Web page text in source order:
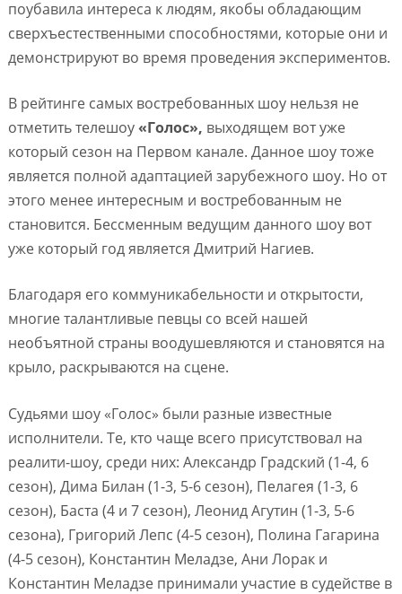
поубавила интереса к людям, якобы обладающим
сверхъестественными способностями, которые они и
демонстрируют во время проведения экспериментов.
В рейтинге самых востребованных шоу нельзя не
отметить телешоу«Голос», выходящем вот уже
который сезон на Первом канале. Данное шоу тоже
является полной адаптацией зарубежного шоу. Но от
этого менее интересным и востребованным не
становится. Бессменным ведущим данного шоу вот
уже который год является Дмитрий Нагиев.
Благодаря его коммуникабельности и открытости,
многие талантливые певцы со всей нашей
необъятной страны воодушевляются и становятся на
крыло, раскрываются на сцене.
Судьями шоу «Голос» были разные известные
исполнители. Те, кто чаще всего присутствовал на
реалити-шоу, среди них: Александр Градский (1-4, 6
сезон), Дима Билан (1-3, 5-6 сезон), Пелагея (1-3, 6
сезон), Баста (4 и 7 сезон), Леонид Агутин (1-3, 5-6
сезона), Григорий Лепс (4-5 сезон), Полина Гагарина
(4-5 сезон), Константин Меладзе, Ани Лорак и
Константин Меладзе принимали участие в судействе в